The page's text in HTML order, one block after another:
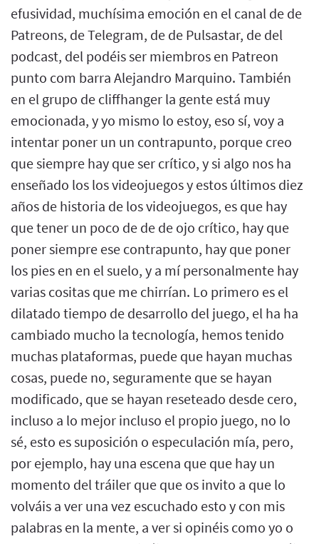
efusividad, muchísima emoción en el canal de de
Patreons, de Telegram, de de Pulsastar, de del
podcast, del podéis ser miembros en Patreon
punto com barra Alejandro Marquino. También
en el grupo de cliffhanger la gente está muy
emocionada, y yo mismo lo estoy, eso sí, voy a
intentar poner un un contrapunto, porque creo
que siempre hay que ser crítico, y si algo nos ha
enseñado los los videojuegos y estos últimos diez
años de historia de los videojuegos, es que hay
que tener un poco de de de ojo crítico, hay que
poner siempre ese contrapunto, hay que poner
los pies en en el suelo, y a mí personalmente hay
varias cositas que me chirrían. Lo primero es el
dilatado tiempo de desarrollo del juego, el ha ha
cambiado mucho la tecnología, hemos tenido
muchas plataformas, puede que hayan muchas
cosas, puede no, seguramente que se hayan
modificado, que se hayan reseteado desde cero,
incluso a lo mejor incluso el propio juego, no lo
sé, esto es suposición o especulación mía, pero,
por ejemplo, hay una escena que que hay un
momento del tráiler que que os invito a que lo
volváis a ver una vez escuchado esto y con mis
palabras en la mente, a ver si opinéis como yo o